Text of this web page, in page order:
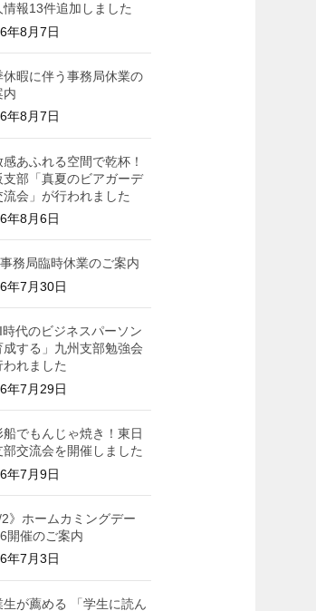
情報13件追加しました
年8月7日
休暇に伴う事務局休業の
内
年8月7日
感あふれる空間で乾杯！
支部「真夏のビアガーデ
流会」が行われました
年8月6日
務局臨時休業のご案内
年7月30日
時代のビジネスパーソン
成する」九州支部勉強会
われました
年7月29日
船でもんじゃ焼き！東日
部交流会を開催しました
年7月9日
2》ホームカミングデー
開催のご案内
年7月3日
生が薦める 「学生に読ん